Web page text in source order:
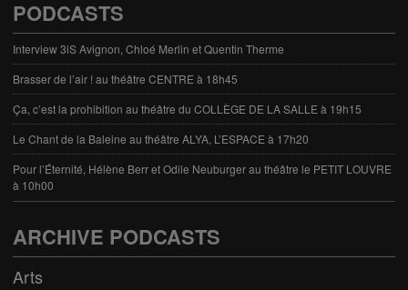
PODCASTS
Interview 3iS Avignon, Chloé Merlin et Quentin Therme
Brasser de l’air ! au théâtre CENTRE à 18h45
Ça, c’est la prohibition au théâtre du COLLÈGE DE LA SALLE à 19h15
Le Chant de la Baleine au théâtre ALYA, L’ESPACE à 17h20
Pour l’Éternité, Hélène Berr et Odile Neuburger au théâtre le PETIT LOUVRE
à 10h00
ARCHIVE PODCASTS
Arts